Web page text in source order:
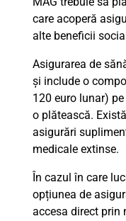
care acoperă
alte beneficii
Asigurarea de
și include o
120 euro lunar)
o plătească.
asigurări
medicale extinse.
În cazul în care
opțiunea de
accesa direct prin